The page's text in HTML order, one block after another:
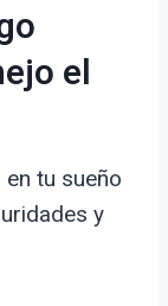
el
tu sueño
y